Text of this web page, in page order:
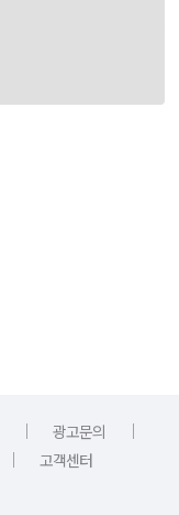
｜ 광고문의
｜
｜ 고객센터